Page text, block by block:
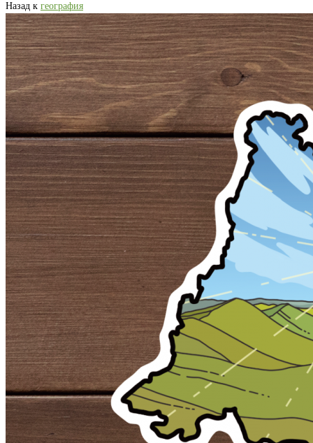
Назад к география